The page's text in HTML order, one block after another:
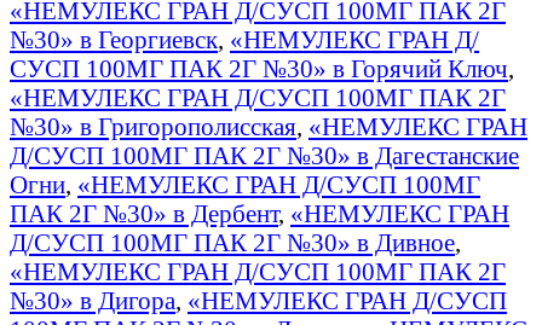
«НЕМУЛЕКС ГРАН Д/СУСП 100МГ ПАК 2Г
№30» в Георгиевск, «НЕМУЛЕКС ГРАН Д/
СУСП 100МГ ПАК 2Г №30» в Горячий Ключ,
«НЕМУЛЕКС ГРАН Д/СУСП 100МГ ПАК 2Г
№30» в Григорополисская, «НЕМУЛЕКС ГРАН
Д/СУСП 100МГ ПАК 2Г №30» в Дагестанские
Огни, «НЕМУЛЕКС ГРАН Д/СУСП 100МГ
ПАК 2Г №30» в Дербент, «НЕМУЛЕКС ГРАН
Д/СУСП 100МГ ПАК 2Г №30» в Дивное,
«НЕМУЛЕКС ГРАН Д/СУСП 100МГ ПАК 2Г
№30» в Дигора, «НЕМУЛЕКС ГРАН Д/СУСП